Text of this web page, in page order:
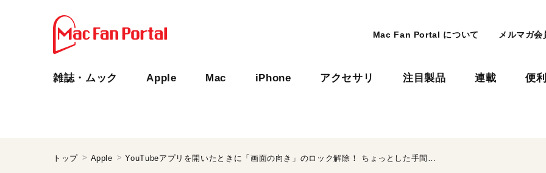
Mac Fan Portal について メルマガ会
雑誌・ムック Apple Mac iPhone アクセサリ 注目製品 連載 便
トップ Apple YouTubeアプリを開いたときに「画面の向き」のロック解除！ ちょっとした手間を省くiPhoneオートメーションレシピ